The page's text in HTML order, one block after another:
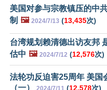
美国对参与宗教镇压的中
制 🖼️ 2024/7/13 (13,435次)
台湾规划赖清德出访友邦
估中 🖼️ 2024/7/12 (12,576次)
法轮功反迫害25周年 美国
（一）
(12,578次)